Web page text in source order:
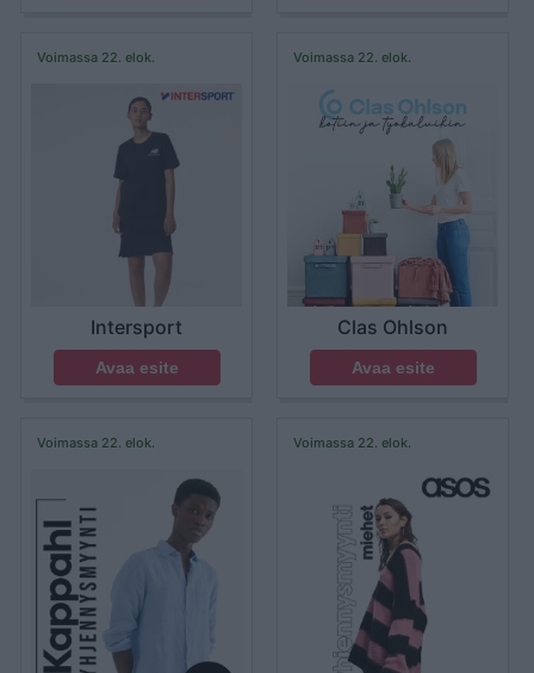
Voimassa 22. elok.
Intersport
Avaa esite
Voimassa 22. elok.
Clas Ohlson
Avaa esite
Voimassa 22. elok. Voimassa 22. elok.